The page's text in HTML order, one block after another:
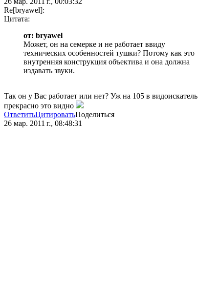
Re[bryawel]:
Цитата:
от: bryawel
Может, он на семерке и не работает ввиду
технических особенностей тушки? Потому как это
внутренняя конструкция объектива и она должна
издавать звуки.
Так он у Вас работает или нет? Уж на 105 в видоискатель
прекрасно это видно
ОтветитьЦитироватьПоделиться
26 мар. 2011 г., 08:48:31